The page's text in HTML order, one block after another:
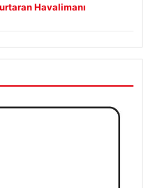
Havalimanı